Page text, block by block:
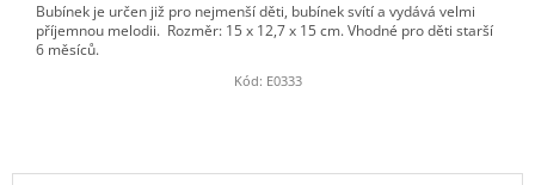
Bubínek je určen již pro nejmenší děti, bubínek svítí a vydává velmi
příjemnou melodii. Rozměr: 15 x 12,7 x 15 cm. Vhodné pro děti starší
6 měsíců.
Kód: E0333